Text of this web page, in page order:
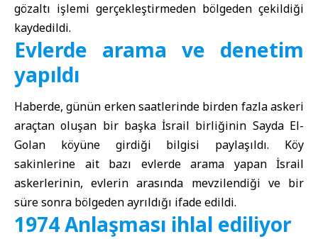
gözaltı işlemi gerçekleştirmeden bölgeden çekildiği
kaydedildi.
Evlerde arama ve denetim
yapıldı
Haberde, günün erken saatlerinde birden fazla askeri
araçtan oluşan bir başka İsrail birliğinin Sayda El-
Golan köyüne girdiği bilgisi paylaşıldı. Köy
sakinlerine ait bazı evlerde arama yapan İsrail
askerlerinin, evlerin arasında mevzilendiği ve bir
süre sonra bölgeden ayrıldığı ifade edildi.
1974 Anlaşması ihlal ediliyor